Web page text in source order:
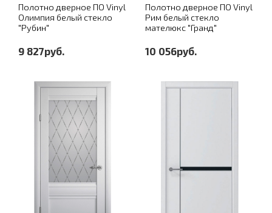
Полотно дверное ПО Vinyl
Олимпия белый стекло
"Рубин"
9 827руб.
Полотно дверное ПО Vinyl
Рим белый стекло
мателюкс "Гранд"
10 056руб.